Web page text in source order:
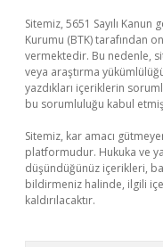
Sitemiz, 5651 Sayılı
Kurumu (BTK) tarafından
vermektedir. Bu nedenle,
veya araştırma
yazdıkları içeriklerin
bu sorumluluğu kabul etmiş
Sitemiz, kar amacı
platformudur. Hukuka ve
düşündüğünüz içerikleri,
bildirmeniz halinde, ilgili
kaldırılacaktır.